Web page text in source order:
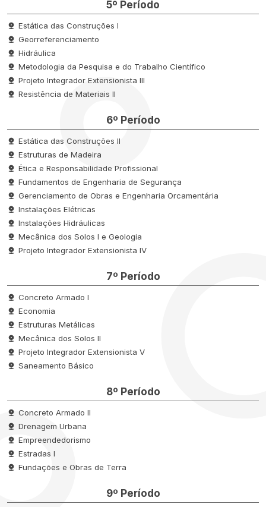
5º Período
Estática das Construções I
Georreferenciamento
Hidráulica
Metodologia da Pesquisa e do Trabalho Científico
Projeto Integrador Extensionista III
Resistência de Materiais II
6º Período
Estática das Construções II
Estruturas de Madeira
Ética e Responsabilidade Profissional
Fundamentos de Engenharia de Segurança
Gerenciamento de Obras e Engenharia Orcamentária
Instalações Elétricas
Instalações Hidráulicas
Mecânica dos Solos I e Geologia
Projeto Integrador Extensionista IV
7º Período
Concreto Armado I
Economia
Estruturas Metálicas
Mecânica dos Solos II
Projeto Integrador Extensionista V
Saneamento Básico
8º Período
Concreto Armado II
Drenagem Urbana
Empreendedorismo
Estradas I
Fundações e Obras de Terra
9º Período